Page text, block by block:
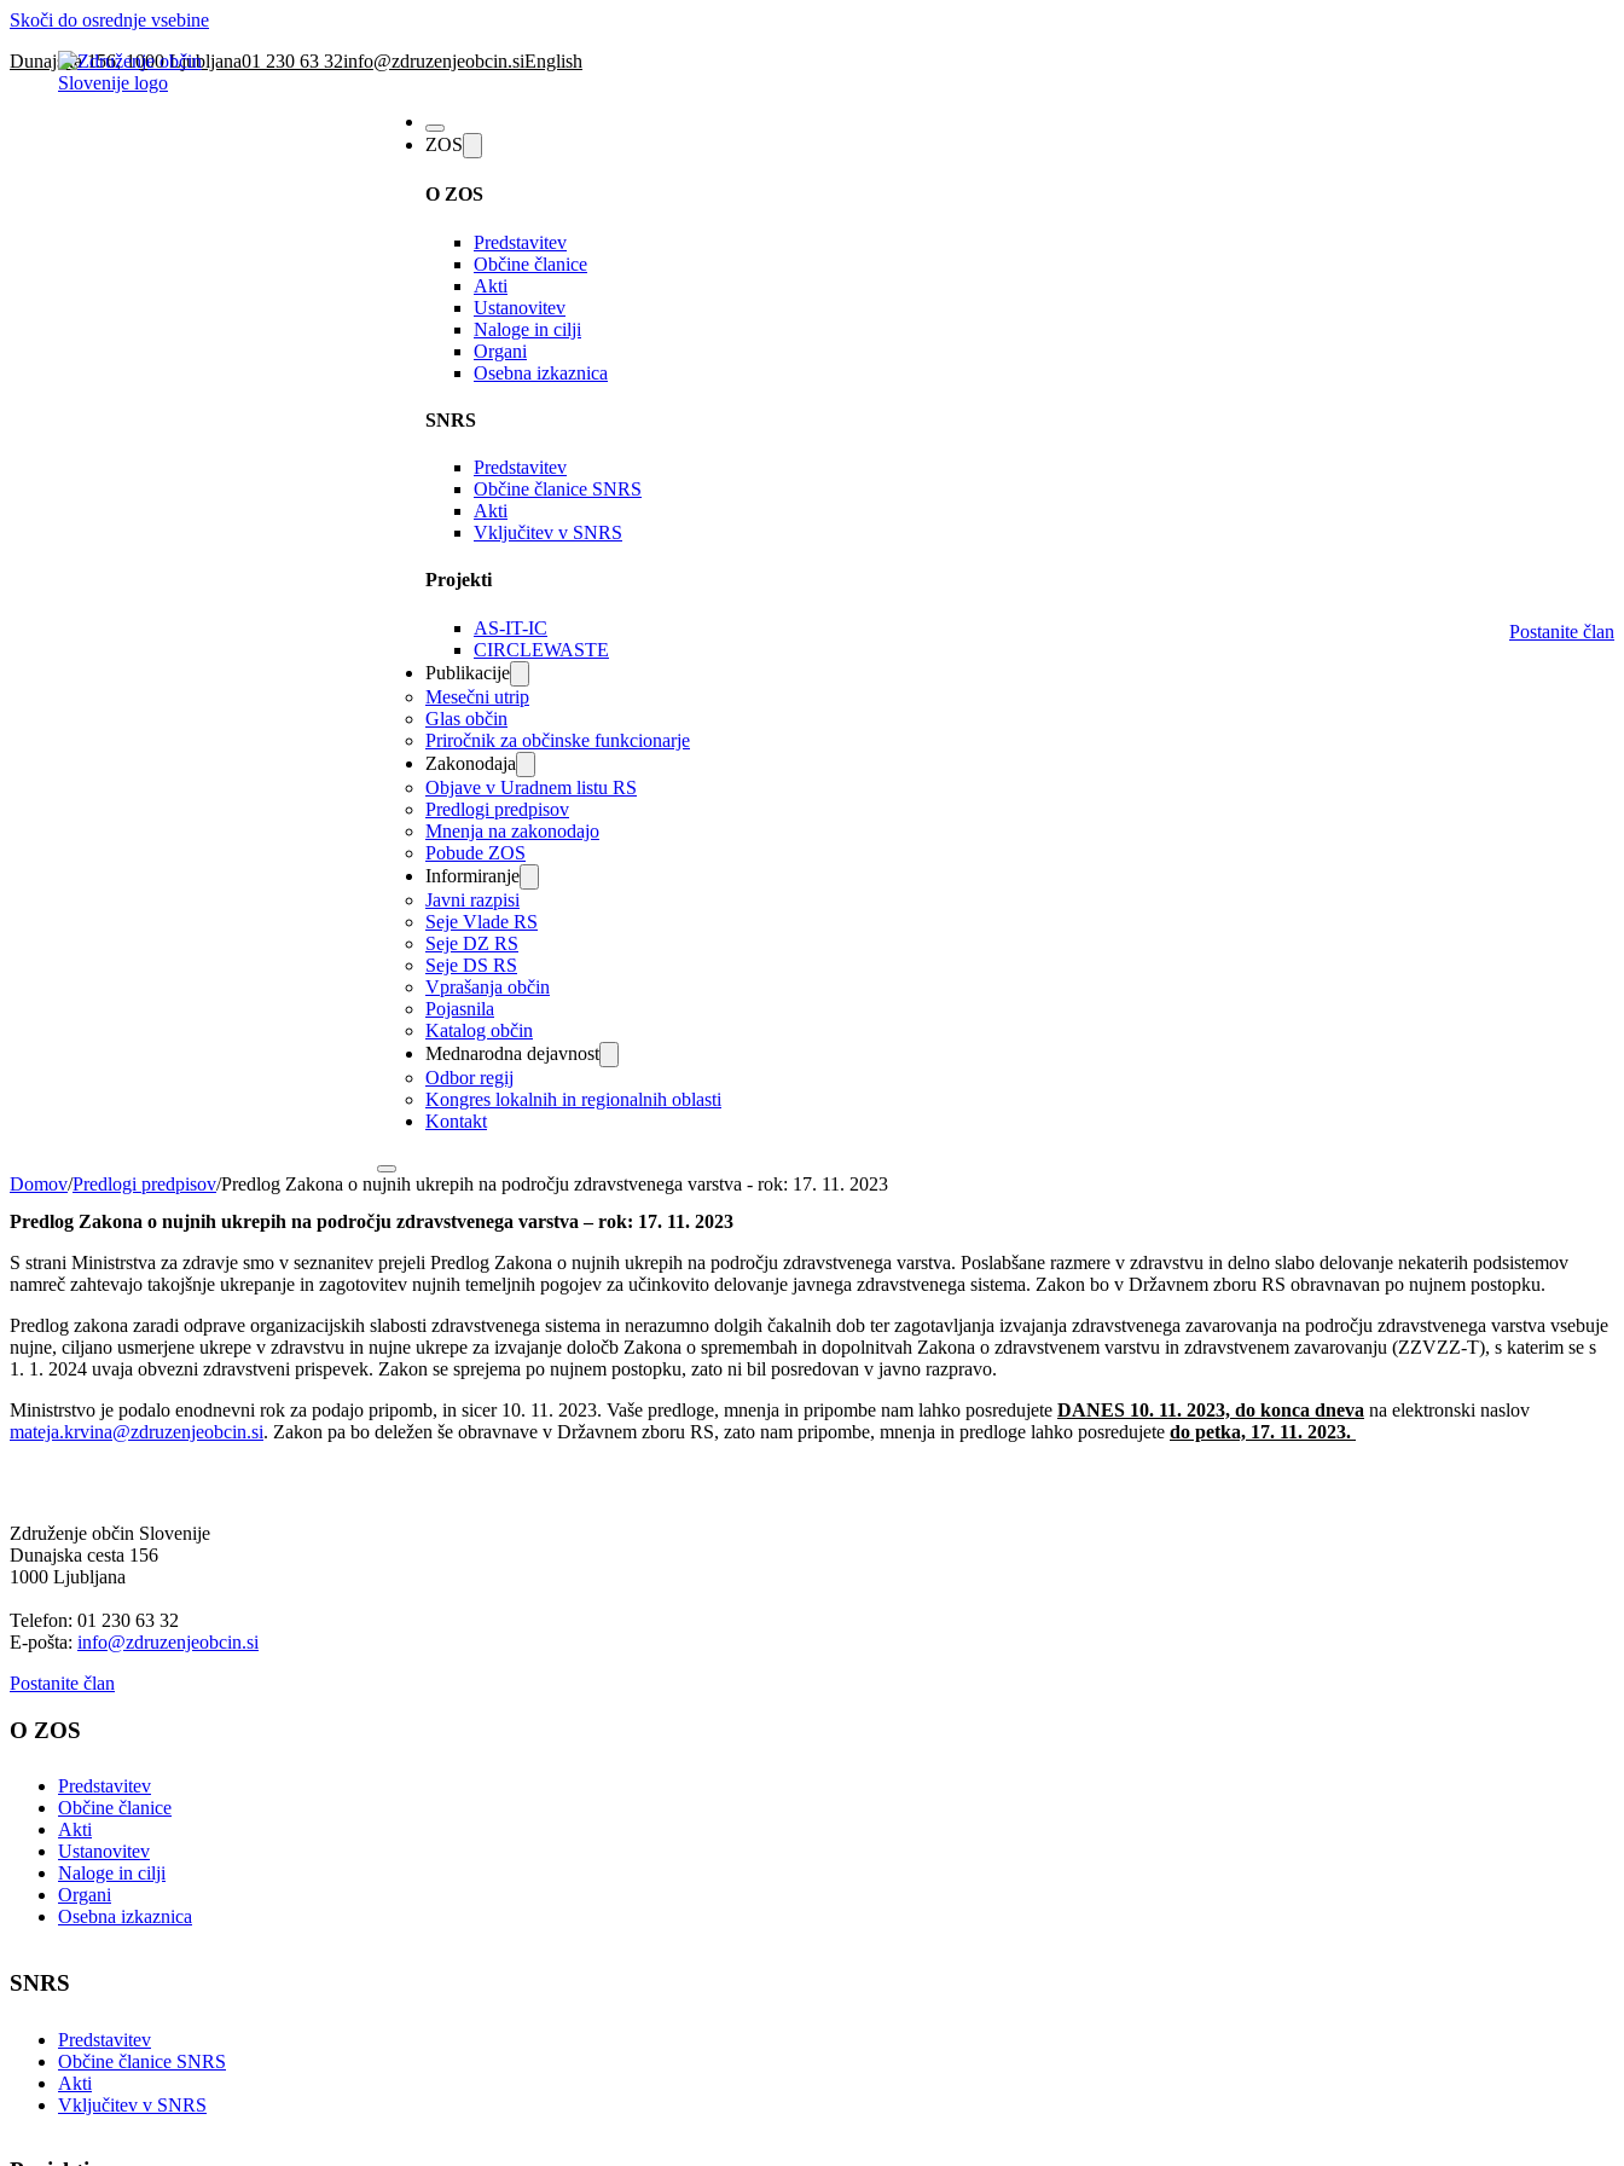
Skoči do osrednje vsebine
Dunajska 156, 1000 Ljubljana01 230 63 32info@zdruzenjeobcin.siEnglish
ZOS
O ZOS
Predstavitev
Občine članice
Akti
Ustanovitev
Naloge in cilji
Organi
Osebna izkaznica
SNRS
Predstavitev
Občine članice SNRS
Akti
Vključitev v SNRS
Projekti
AS-IT-IC
CIRCLEWASTE
Publikacije
Mesečni utrip
Glas občin
Priročnik za občinske funkcionarje
Zakonodaja
Objave v Uradnem listu RS
Predlogi predpisov
Mnenja na zakonodajo
Pobude ZOS
Informiranje
Javni razpisi
Seje Vlade RS
Seje DZ RS
Seje DS RS
Vprašanja občin
Pojasnila
Katalog občin
Mednarodna dejavnost
Odbor regij
Kongres lokalnih in regionalnih oblasti
Kontakt
Postanite član
Domov/Predlogi predpisov/Predlog Zakona o nujnih ukrepih na področju zdravstvenega varstva - rok: 17. 11. 2023
Predlog Zakona o nujnih ukrepih na področju zdravstvenega varstva – rok: 17. 11. 2023
S strani Ministrstva za zdravje smo v seznanitev prejeli Predlog Zakona o nujnih ukrepih na področju zdravstvenega varstva. Poslabšane razmere v zdravstvu in delno slabo delovanje nekaterih podsistemov
namreč zahtevajo takojšnje ukrepanje in zagotovitev nujnih temeljnih pogojev za učinkovito delovanje javnega zdravstvenega sistema. Zakon bo v Državnem zboru RS obravnavan po nujnem postopku.
Predlog zakona zaradi odprave organizacijskih slabosti zdravstvenega sistema in nerazumno dolgih čakalnih dob ter zagotavljanja izvajanja zdravstvenega zavarovanja na področju zdravstvenega varstva vsebuje
nujne, ciljano usmerjene ukrepe v zdravstvu in nujne ukrepe za izvajanje določb Zakona o spremembah in dopolnitvah Zakona o zdravstvenem varstvu in zdravstvenem zavarovanju (ZZVZZ-T), s katerim se s
1. 1. 2024 uvaja obvezni zdravstveni prispevek. Zakon se sprejema po nujnem postopku, zato ni bil posredovan v javno razpravo.
Ministrstvo je podalo enodnevni rok za podajo pripomb, in sicer 10. 11. 2023. Vaše predloge, mnenja in pripombe nam lahko posredujete DANES 10. 11. 2023, do konca dneva na elektronski naslov
mateja.krvina@zdruzenjeobcin.si. Zakon pa bo deležen še obravnave v Državnem zboru RS, zato nam pripombe, mnenja in predloge lahko posredujete do petka, 17. 11. 2023.
Združenje občin Slovenije
Dunajska cesta 156
1000 Ljubljana
Telefon: 01 230 63 32
E-pošta: info@zdruzenjeobcin.si
Postanite član
O ZOS
Predstavitev
Občine članice
Akti
Ustanovitev
Naloge in cilji
Organi
Osebna izkaznica
SNRS
Predstavitev
Občine članice SNRS
Akti
Vključitev v SNRS